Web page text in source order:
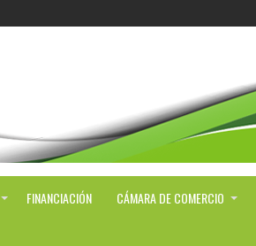
FINANCIACIÓN CÁMARA DE COMERCIO